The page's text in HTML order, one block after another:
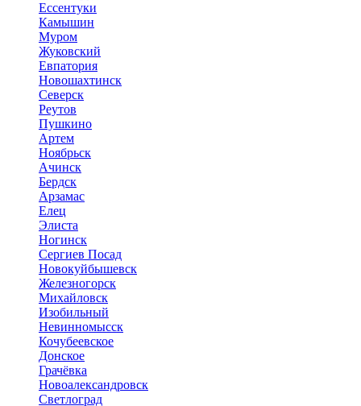
Ессентуки
Камышин
Муром
Жуковский
Евпатория
Новошахтинск
Северск
Реутов
Пушкино
Артем
Ноябрьск
Ачинск
Бердск
Арзамас
Елец
Элиста
Ногинск
Сергиев Посад
Новокуйбышевск
Железногорск
Михайловск
Изобильный
Невинномысск
Кочубеевское
Донское
Грачёвка
Новоалександровск
Светлоград